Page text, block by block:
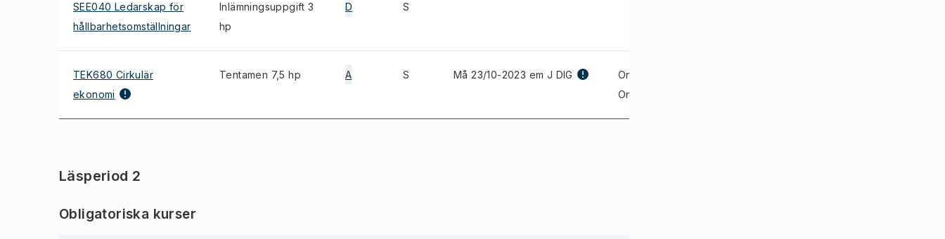
SEE040 Ledarskap för
hållbarhetsomställningar
Inlämningsuppgift 3
hp
D S
TEK680 Cirkulär
ekonomi
Tentamen 7,5 hp A S Må 23/10-2023 em J DIG
On 03/01-2024 em L DIG
On 21/08-2024 em L DIG
Läsperiod 2
Obligatoriska kurser